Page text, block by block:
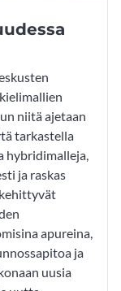
niitä ajetaan
tarkastella
hybridimalleja,
ja raskas
kehittyvät
apureina,
ja
uusia